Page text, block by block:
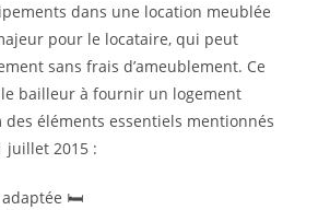
dans une location meublée
pour le locataire, qui peut
sans frais d’ameublement. Ce
bailleur à fournir un logement
éléments essentiels mentionnés
juillet 2015 :
adaptée 🛏️